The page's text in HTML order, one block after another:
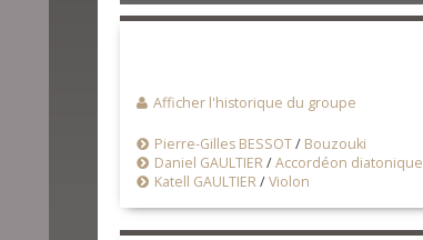
Afficher l'historique du groupe
Pierre-Gilles BESSOT/ Bouzouki
Daniel GAULTIER/Accordéon diatonique
Katell GAULTIER/Violon